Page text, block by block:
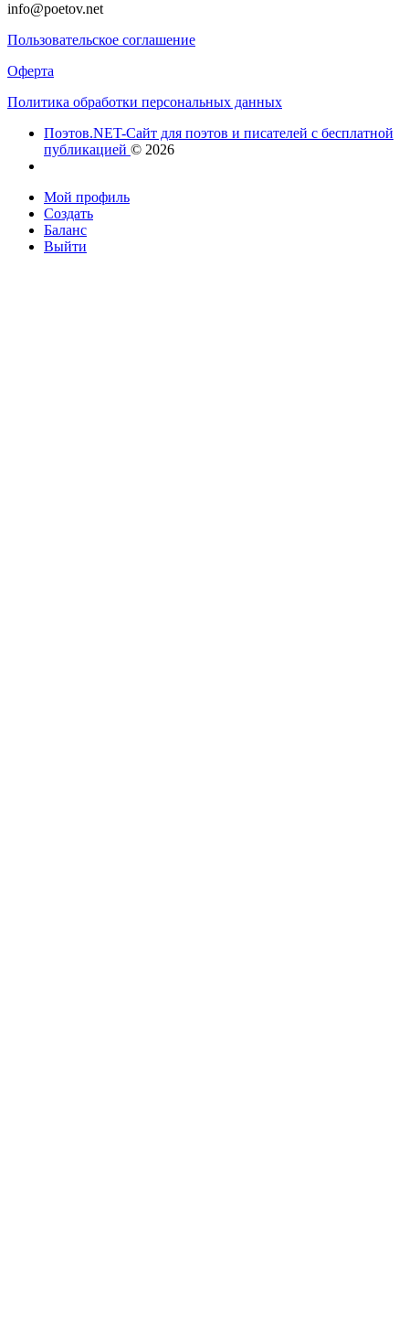
info@poetov.net
Пользовательское соглашение
Оферта
Политика обработки персональных данных
Поэтов.NET-Сайт для поэтов и писателей с бесплатной
публикацией © 2026
Мой профиль
Создать
Баланс
Выйти